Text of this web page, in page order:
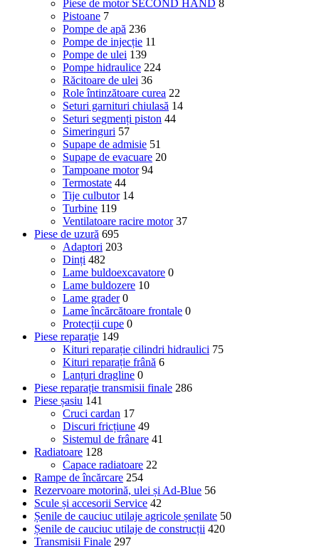
Piese de motor SECOND HAND 8
Pistoane 7
Pompe de apă 236
Pompe de injecție 11
Pompe de ulei 139
Pompe hidraulice 224
Răcitoare de ulei 36
Role întinzătoare curea 22
Seturi garnituri chiulasă 14
Seturi segmenți piston 44
Simeringuri 57
Supape de admisie 51
Supape de evacuare 20
Tampoane motor 94
Termostate 44
Tije culbutor 14
Turbine 119
Ventilatoare racire motor 37
Piese de uzură 695
Adaptori 203
Dinți 482
Lame buldoexcavatore 0
Lame buldozere 10
Lame grader 0
Lame încărcătoare frontale 0
Protecții cupe 0
Piese reparație 149
Kituri reparație cilindri hidraulici 75
Kituri reparație frână 6
Lanțuri dragline 0
Piese reparație transmisii finale 286
Piese șasiu 141
Cruci cardan 17
Discuri fricțiune 49
Sistemul de frânare 41
Radiatoare 128
Capace radiatoare 22
Rampe de încărcare 254
Rezervoare motorină, ulei și Ad-Blue 56
Scule și accesorii Service 42
Șenile de cauciuc utilaje agricole șenilate 50
Șenile de cauciuc utilaje de construcții 420
Transmisii Finale 297